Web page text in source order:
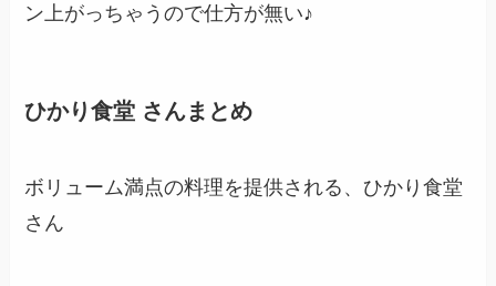
ン上がっちゃうので仕方が無い♪
ひかり食堂 さんまとめ
ボリューム満点の料理を提供される、ひかり食堂
さん